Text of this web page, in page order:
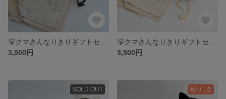
3,500円
3,500円
SOLD OUT 残り1点